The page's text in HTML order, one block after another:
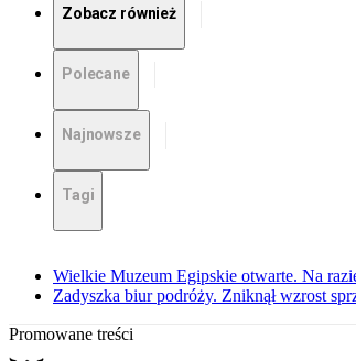
Zobacz również
Polecane
Najnowsze
Tagi
Wielkie Muzeum Egipskie otwarte. Na
Zadyszka biur podróży. Zniknął wzrost
Promowane treści